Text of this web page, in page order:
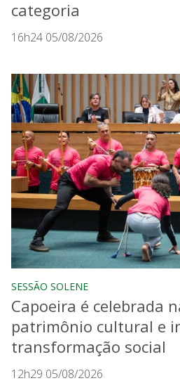
categoria
16h24 05/08/2026
SESSÃO SOLENE
Capoeira é celebrada
patrimônio cultural e
transformação social
12h29 05/08/2026